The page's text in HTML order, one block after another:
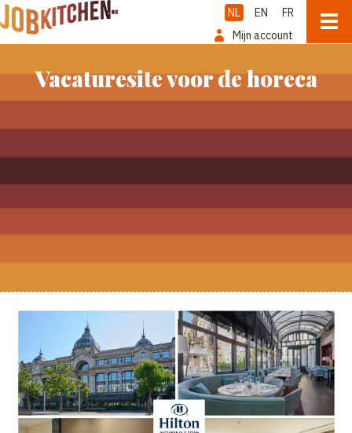
NL EN
FR
Mijn account
Vacaturesite voor de horeca